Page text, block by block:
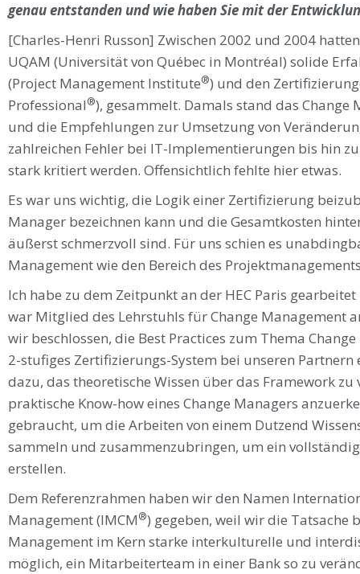
genau entstanden und wie haben Sie mit der
[Charles-Henri Russon] Zwischen 2002 und 2004
UQAM (Universität von Québec in Montréal) solide
(Project Management Institute®) und den
Professional®), gesammelt. Damals stand das Change
und die Empfehlungen zur Umsetzung von
zahlreichen Fehler bei IT-Implementierungen bis hin
stark kritiert werden. Offensichtlich fehlte hier etwas.
Es war uns wichtig, die Logik einer Zertifizierung
Manager bezeichnen kann und die Gesamtkosten
äußerst schmerzvoll sind. Für uns schien es
Management wie den Bereich des
Ich habe zu dem Zeitpunkt an der HEC Paris
war Mitglied des Lehrstuhls für Change Management
wir beschlossen, die Best Practices zum Thema
2-stufiges Zertifizierungs-System bei unseren Partnern
dazu, das theoretische Wissen über das Framework
praktische Know-how eines Change Managers
gebraucht, um die Arbeiten von einem Dutzend
sammeln und zusammenzubringen, um ein
erstellen.
Dem Referenzrahmen haben wir den Namen
Management (IMCM®) gegeben, weil wir die Tatsache
Management im Kern starke interkulturelle und
möglich, ein Mitarbeiterteam in einer Bank so zu